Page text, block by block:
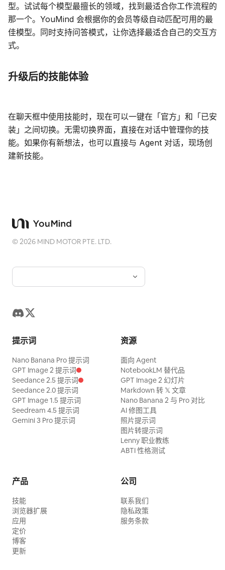
型。试试每个模型最擅长的领域，找到最适合你工作流程的
那一个。YouMind 会根据你的会员等级自动匹配可用的最
佳模型。同时支持问答模式，让你选择最适合自己的交互方
式。
升级后的技能体验
在聊天框中使用技能时，现在可以一键在「官方」和「已安
装」之间切换。无需切换界面，直接在对话中管理你的技
能。如果你有新想法，也可以直接与 Agent 对话，现场创
建新技能。
©2026 MIND MOTOR PTE. LTD.
提示词
Nano Banana Pro 提示词
GPT Image 2 提示词
Seedance 2.5 提示词
Seedance 2.0 提示词
GPT Image 1.5 提示词
Seedream 4.5 提示词
Gemini 3 Pro 提示词
资源
面向 Agent
NotebookLM 替代品
GPT Image 2 幻灯片
Markdown 转 𝕏 文章
Nano Banana 2 与 Pro 对比
AI 修图工具
照片提示词
图片转提示词
Lenny 职业教练
ABTI 性格测试
产品
技能
浏览器扩展
应用
定价
博客
更新
公司
联系我们
隐私政策
服务条款